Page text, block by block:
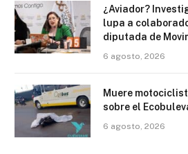
¿Aviador?
lupa a
diputada de
6 agosto, 2026
Muere
sobre el
6 agosto, 2026